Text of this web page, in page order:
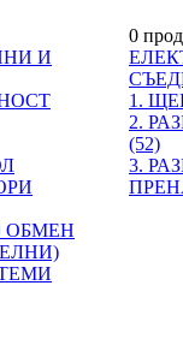
И
ОБМЕН
0
1.
2.
(52)
3.